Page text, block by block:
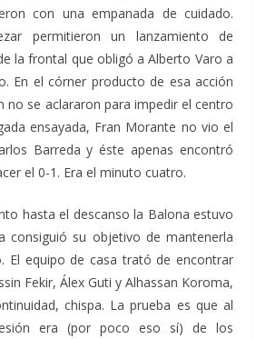
con una empanada de cuidado.
permitieron un lanzamiento de
la frontal que obligó a Alberto Varo a
En el córner producto de esa acción
no se aclararon para impedir el centro
ensayada, Fran Morante no vio el
Barreda y éste apenas encontró
el 0-1. Era el minuto cuatro.
hasta el descanso la Balona estuvo
consiguió su objetivo de mantenerla
El equipo de casa trató de encontrar
Fekir, Álex Guti y Alhassan Koroma,
chispa. La prueba es que al
era (por poco eso sí) de los